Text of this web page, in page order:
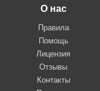
О нас
Правила
Помощь
Лицензия
Отзывы
Контакты